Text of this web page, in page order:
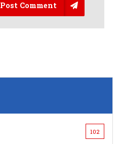
Post Comment
102